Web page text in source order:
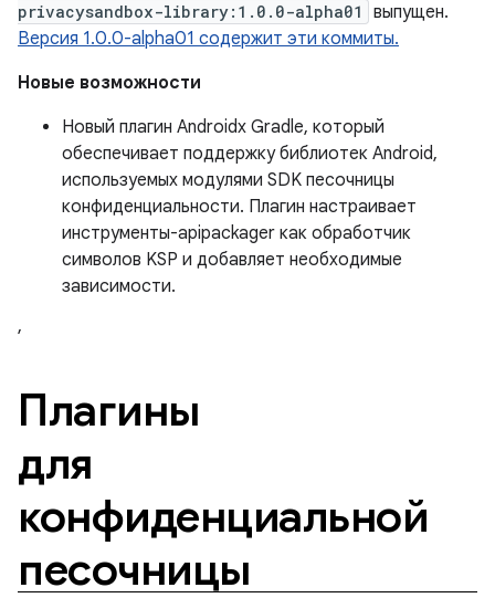
privacysandbox-library:1.0.0-alpha01
выпущен.
Версия 1.0.0-alpha01 содержит эти коммиты.
Новые возможности
Новый плагин Androidx Gradle, который
обеспечивает поддержку библиотек Android,
используемых модулями SDK песочницы
конфиденциальности. Плагин настраивает
инструменты-apipackager как обработчик
символов KSP и добавляет необходимые
зависимости.
,
Плагины
для
конфиденциальной
песочницы